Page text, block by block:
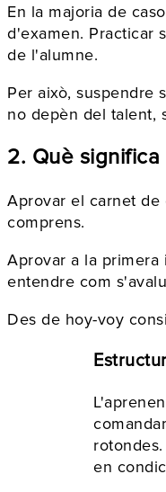
En la majoria de
d'examen. Practicar
de l'alumne.
Per això, suspendre
no depèn del talent,
2. Què
Aprovar el carnet
comprens.
Aprovar a la
entendre com
Des de hoy-voy
en